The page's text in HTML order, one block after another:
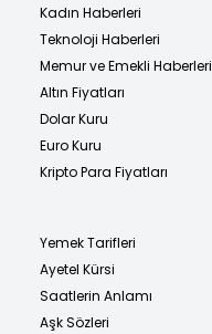
Kadın Haberleri
Teknoloji Haberleri
Memur ve Emekli Haberleri
Altın Fiyatları
Dolar Kuru
Euro Kuru
Kripto Para Fiyatları
Yemek Tarifleri
Ayetel Kürsi
Saatlerin Anlamı
Aşk Sözleri